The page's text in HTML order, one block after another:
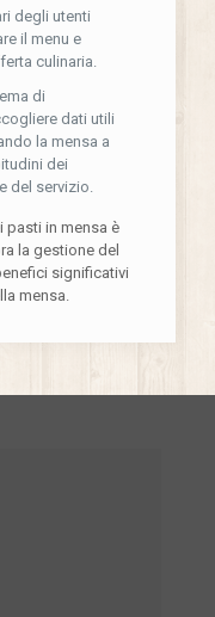
degli utenti
il menu e
culinaria.
di
dati utili
la mensa a
dei
del servizio.
pasti in mensa è
la gestione del
significativi
mensa.